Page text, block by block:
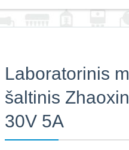
Laboratorinis
šaltinis
30V 5A